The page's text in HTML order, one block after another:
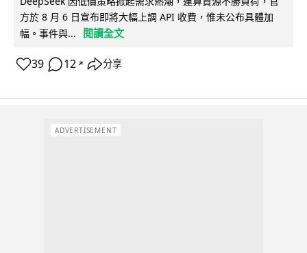
方於 8 月 6 日宣布即將大幅上調 API 收費，惟未公布具體加
幅。事件與...
閱讀全文
39 12 ↗ 分享
ADVERTISEMENT